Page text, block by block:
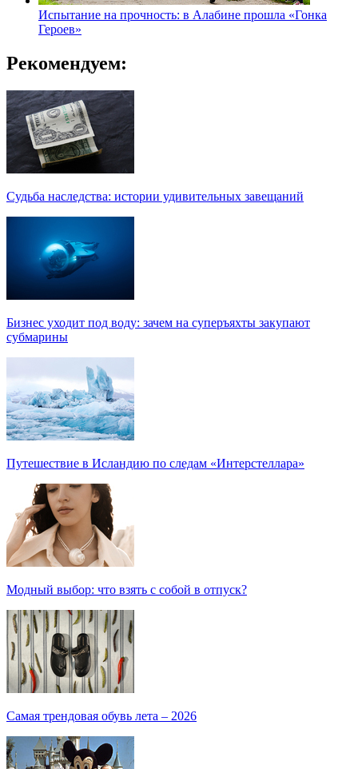
Испытание на прочность: в Алабине прошла «Гонка
Героев»
Рекомендуем:
Судьба наследства: истории удивительных завещаний
Бизнес уходит под воду: зачем на суперъяхты закупают
субмарины
Путешествие в Исландию по следам «Интерстеллара»
Модный выбор: что взять с собой в отпуск?
Самая трендовая обувь лета – 2026